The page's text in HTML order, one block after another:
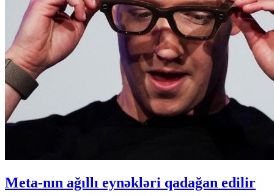
Meta-nın ağıllı eynəkləri qadağan edilir